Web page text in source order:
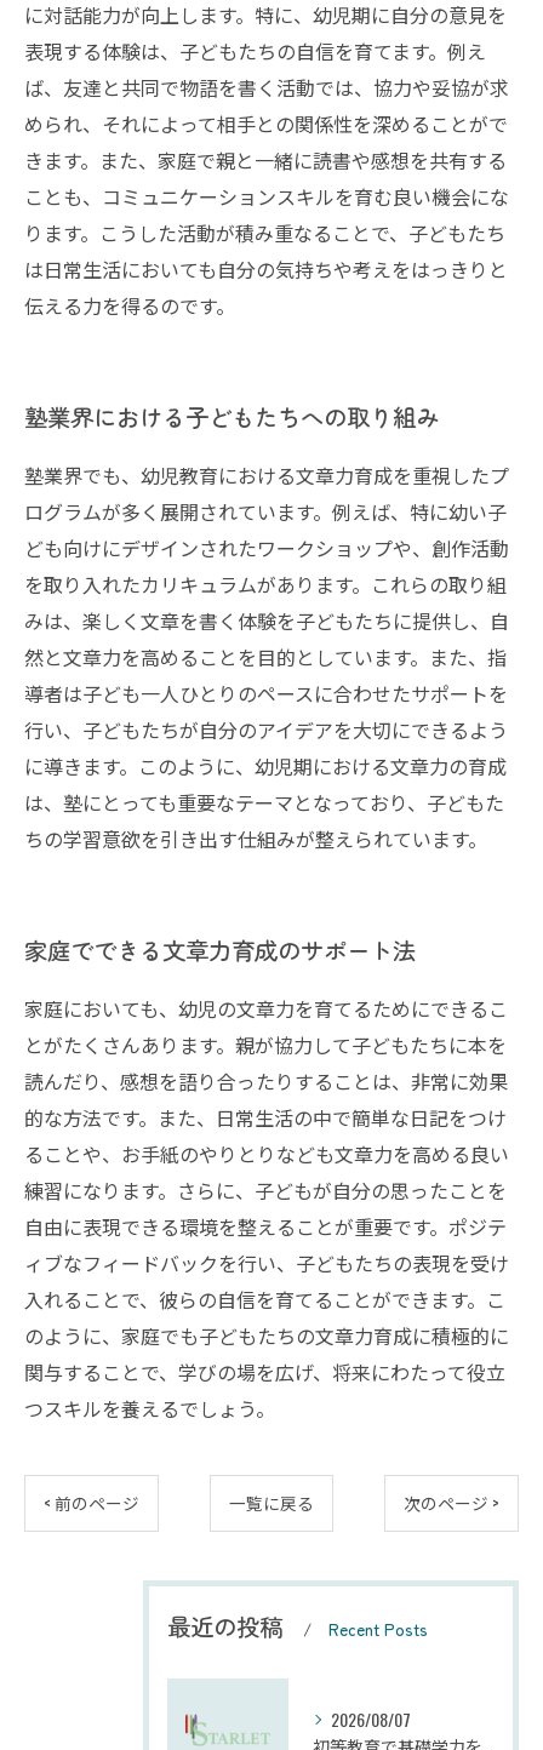
に対話能力が向上します。特に、幼児期に自分の意見を
表現する体験は、子どもたちの自信を育てます。例え
ば、友達と共同で物語を書く活動では、協力や妥協が求
められ、それによって相手との関係性を深めることがで
きます。また、家庭で親と一緒に読書や感想を共有する
ことも、コミュニケーションスキルを育む良い機会にな
ります。こうした活動が積み重なることで、子どもたち
は日常生活においても自分の気持ちや考えをはっきりと
伝える力を得るのです。
塾業界における子どもたちへの取り組み
塾業界でも、幼児教育における文章力育成を重視したプ
ログラムが多く展開されています。例えば、特に幼い子
ども向けにデザインされたワークショップや、創作活動
を取り入れたカリキュラムがあります。これらの取り組
みは、楽しく文章を書く体験を子どもたちに提供し、自
然と文章力を高めることを目的としています。また、指
導者は子ども一人ひとりのペースに合わせたサポートを
行い、子どもたちが自分のアイデアを大切にできるよう
に導きます。このように、幼児期における文章力の育成
は、塾にとっても重要なテーマとなっており、子どもた
ちの学習意欲を引き出す仕組みが整えられています。
家庭でできる文章力育成のサポート法
家庭においても、幼児の文章力を育てるためにできるこ
とがたくさんあります。親が協力して子どもたちに本を
読んだり、感想を語り合ったりすることは、非常に効果
的な方法です。また、日常生活の中で簡単な日記をつけ
ることや、お手紙のやりとりなども文章力を高める良い
練習になります。さらに、子どもが自分の思ったことを
自由に表現できる環境を整えることが重要です。ポジテ
ィブなフィードバックを行い、子どもたちの表現を受け
入れることで、彼らの自信を育てることができます。こ
のように、家庭でも子どもたちの文章力育成に積極的に
関与することで、学びの場を広げ、将来にわたって役立
つスキルを養えるでしょう。
< 前のページ 一覧に戻る 次のページ >
最近の投稿 Recent Posts
2026/08/07